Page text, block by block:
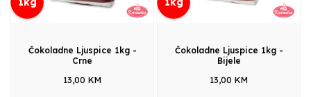
Čokoladne Ljuspice 1kg -
Crne
13,00 KM
Čokoladne Ljuspice 1kg -
Bijele
13,00 KM